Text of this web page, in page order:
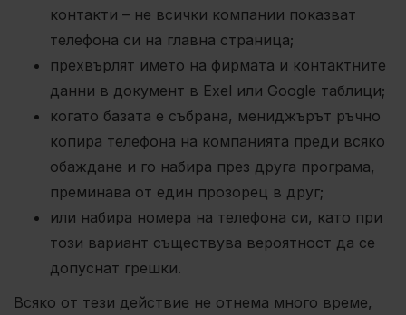
контакти – не всички компании показват
телефона си на главна страница;
прехвърлят името на фирмата и контактните
данни в документ в Exel или Google таблици;
когато базата е събрана, мениджърът ръчно
копира телефона на компанията преди всяко
обаждане и го набира през друга програма,
преминава от един прозорец в друг;
или набира номера на телефона си, като при
този вариант съществува вероятност да се
допуснат грешки.
Всяко от тези действие не отнема много време,